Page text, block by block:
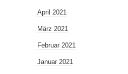
April 2021
März 2021
Februar 2021
Januar 2021